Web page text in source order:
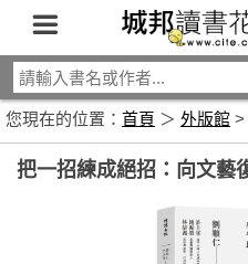
您現在的位置： 首頁 ＞ 外版館 >
把一招練成絕招：向文藝